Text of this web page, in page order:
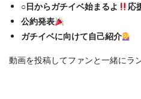
○日からガチイベ始まるよ
応
公約発表
ガチイベに向けて自己紹介
動画を投稿してファンと一緒にラ